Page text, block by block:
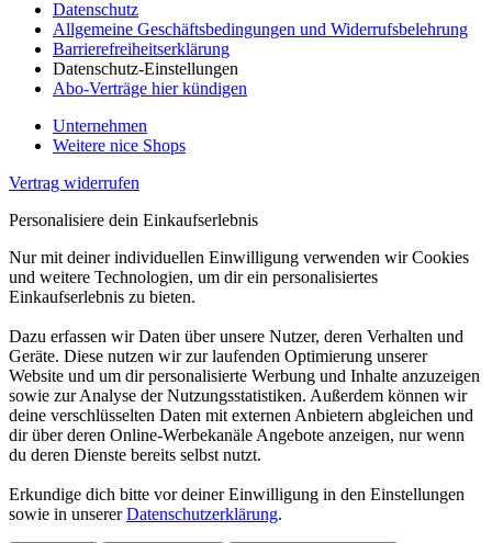
Datenschutz
Allgemeine Geschäftsbedingungen und Widerrufsbelehrung
Barrierefreiheitserklärung
Datenschutz-Einstellungen
Abo-Verträge hier kündigen
Unternehmen
Weitere nice Shops
Vertrag widerrufen
Personalisiere dein Einkaufserlebnis
Nur mit deiner individuellen Einwilligung verwenden wir Cookies
und weitere Technologien, um dir ein personalisiertes
Einkaufserlebnis zu bieten.
Dazu erfassen wir Daten über unsere Nutzer, deren Verhalten und
Geräte. Diese nutzen wir zur laufenden Optimierung unserer
Website und um dir personalisierte Werbung und Inhalte anzuzeigen
sowie zur Analyse der Nutzungsstatistiken. Außerdem können wir
deine verschlüsselten Daten mit externen Anbietern abgleichen und
dir über deren Online-Werbekanäle Angebote anzeigen, nur wenn
du deren Dienste bereits selbst nutzt.
Erkundige dich bitte vor deiner Einwilligung in den Einstellungen
sowie in unsererDatenschutzerklärung.